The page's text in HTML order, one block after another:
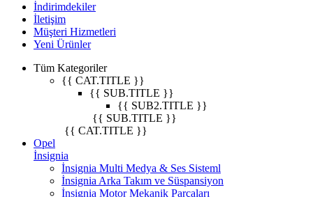
İndirimdekiler
İletişim
Müşteri Hizmetleri
Yeni Ürünler
Tüm Kategoriler
{{ CAT.TITLE }}
{{ SUB.TITLE }}
{{ SUB2.TITLE }}
{{ SUB.TITLE }}
{{ CAT.TITLE }}
Opel
İnsignia
İnsignia Multi Medya & Ses Sisteml
İnsignia Arka Takım ve Süspansiyon
İnsignia Motor Mekanik Parçaları